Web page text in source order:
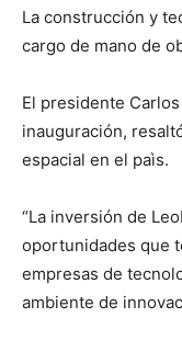
La construcción y
cargo de mano de
El presidente
inauguración,
espacial en el paìs.
“La inversión de
oportunidades que
empresas de
ambiente de